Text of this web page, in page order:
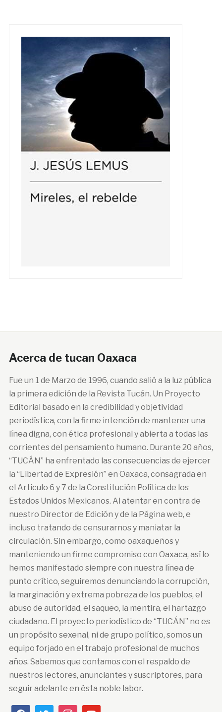
Acerca de tucan Oaxaca
Fue un 1 de Marzo de 1996, cuando salió a la luz pública
la primera edición de la Revista Tucán. Un Proyecto
Editorial basado en la credibilidad y objetividad
periodística, con la firme intención de mantener una
línea digna, con ética profesional y abierta a todas las
corrientes del pensamiento humano. Durante 20 años,
“TUCÁN” ha enfrentado las consecuencias de ejercer
la “Libertad de Expresión” en Oaxaca, consagrada en
el Articulo 6 y 7 de la Constitución Política de los
Estados Unidos Mexicanos. Al atentar en contra de
nuestro Director de Edición y de la Página web, e
incluso tratando de censurarnos y maniatar la
circulación. Sin embargo, como oaxaqueños y
manteniendo un firme compromiso con Oaxaca, así lo
hemos manifestado siempre con nuestra línea de
punto crítico, seguiremos denunciando la corrupción,
la marginación y extrema pobreza de los pueblos, el
abuso de autoridad, el saqueo, la mentira, el hartazgo
ciudadano. El proyecto periodístico de “TUCÁN” no es
un propósito sexenal, ni de grupo político, somos un
equipo forjado en el trabajo profesional de muchos
años. Sabemos que contamos con el respaldo de
nuestros lectores, anunciantes y suscriptores, para
seguir adelante en ésta noble labor.